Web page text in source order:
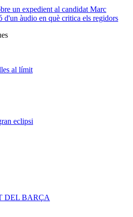
un expedient al candidat Marc
d'un àudio en què critica els regidors
al límit
eclipsi
DEL BARÇA